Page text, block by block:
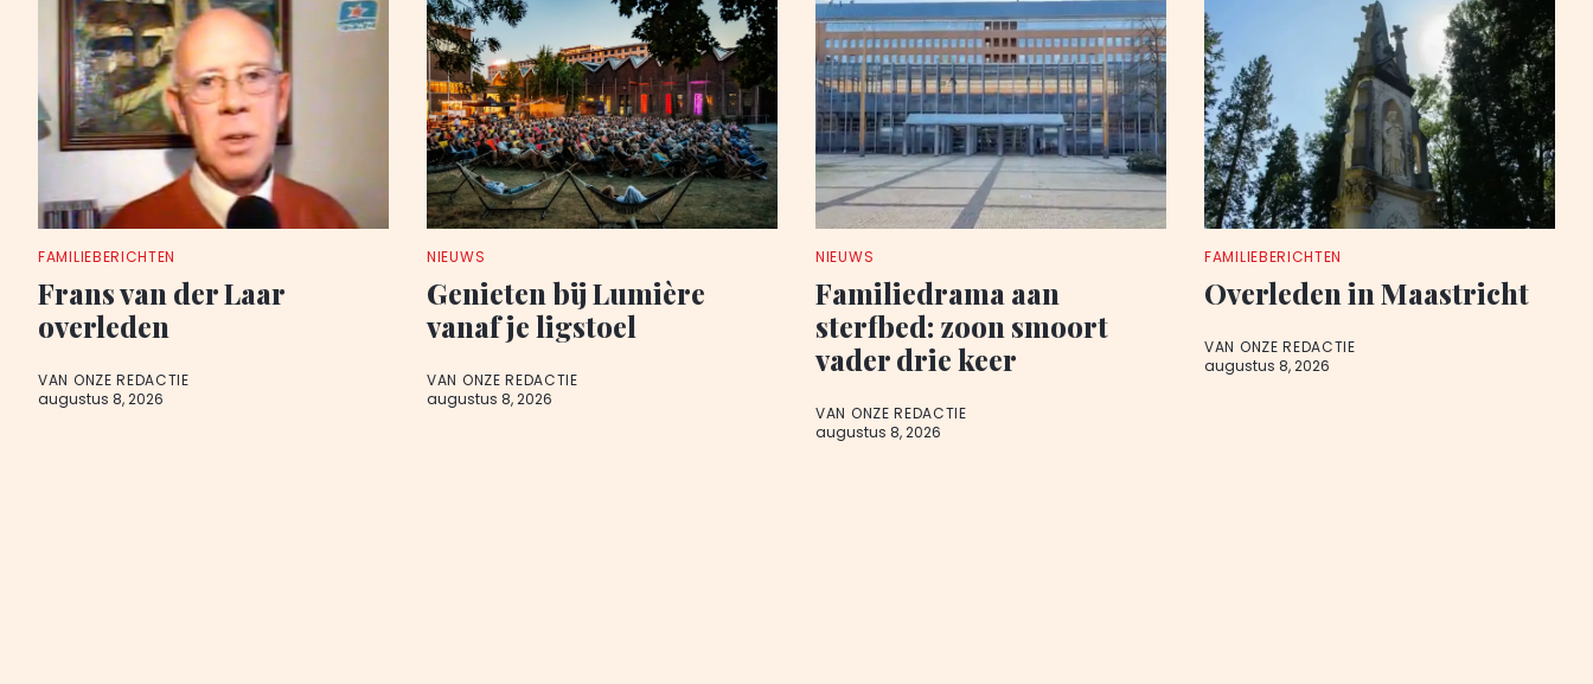
FAMILIEBERICHTEN
Frans van der Laar
overleden
VAN ONZE REDACTIE
augustus 8, 2026
NIEUWS
Genieten bij Lumière
vanaf je ligstoel
VAN ONZE REDACTIE
augustus 8, 2026
NIEUWS
Familiedrama aan
sterfbed: zoon smoort
vader drie keer
VAN ONZE REDACTIE
augustus 8, 2026
FAMILIEBERICHTEN
Overleden in Maastricht
VAN ONZE REDACTIE
augustus 8, 2026